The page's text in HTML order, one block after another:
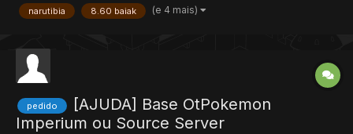
narutibia 8.60 baiak (e 4 mais)
pedido
[AJUDA] Base OtPokemon
Imperium ou Source Server